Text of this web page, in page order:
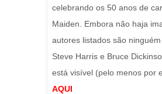
celebrando os 50 anos de
Maiden. Embora não haja
autores listados são
Steve Harris e Bruce
está visível (pelo menos por
AQUI